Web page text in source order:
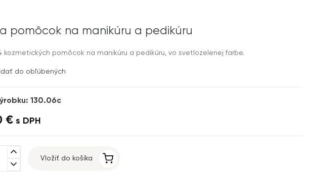
pomôcok na manikúru a pedikúru
kozmetických pomôcok na manikúru a pedikúru, vo svetlozelenej farbe.
do obľúbených
130.06c
€ s DPH
expand_less
expand_more
Vložiť do košíka